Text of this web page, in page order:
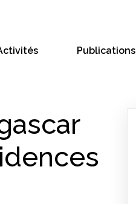
Publications